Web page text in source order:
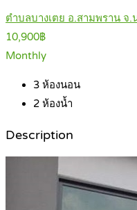
ตำบลบางเตย อ.สามพราน จ.
10,900฿
Monthly
3 ห้องนอน
2 ห้องน้ำ
Description